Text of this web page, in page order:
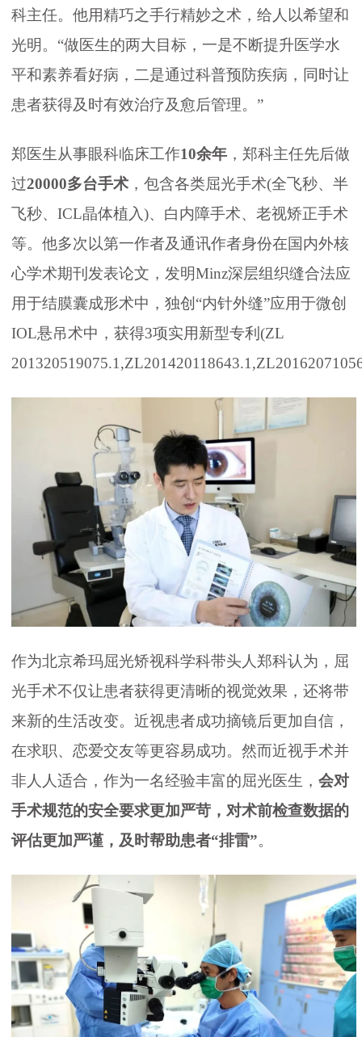
科主任。他用精巧之手行精妙之术，给人以希望和
光明。“做医生的两大目标，一是不断提升医学水
平和素养看好病，二是通过科普预防疾病，同时让
患者获得及时有效治疗及愈后管理。”
郑医生从事眼科临床工作10余年 ，郑科主任先后做
过20000多台手术 ，包含各类屈光手术(全飞秒、半
飞秒、ICL晶体植入)、白内障手术、老视矫正手术
等。他多次以第一作者及通讯作者身份在国内外核
心学术期刊发表论文，发明Minz深层组织缝合法应
用于结膜囊成形术中，独创“内针外缝”应用于微创
IOL悬吊术中，获得3项实用新型专利(ZL
作为北京希玛屈光矫视科学科带头人郑科认为，屈
光手术不仅让患者获得更清晰的视觉效果，还将带
来新的生活改变。近视患者成功摘镜后更加自信，
在求职、恋爱交友等更容易成功。然而近视手术并
非人人适合，作为一名经验丰富的屈光医生， 会对
手术规范的安全要求更加严苛，对术前检查数据的
评估更加严谨，及时帮助患者“排雷”。